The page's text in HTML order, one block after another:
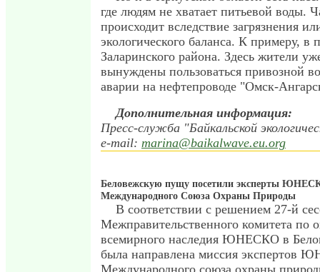
где людям не хватает питьевой воды.
происходит вследствие загрязнения
экологического баланса. К примеру, в
Заларинского района. Здесь жители
вынуждены пользоваться привозной
аварии на нефтепроводе "Омск-
Дополнительная информация:
Пресс-служба "Байкальской
e-mail: marina@baikalwave.eu.org
Беловежскую пущу посетили эксперты
Международного Союза Охраны Природы
В соответствии с решением 27-й
Межправительственного комитета по
всемирного наследия ЮНЕСКО в
была направлена миссия экспертов
Международного союза охраны